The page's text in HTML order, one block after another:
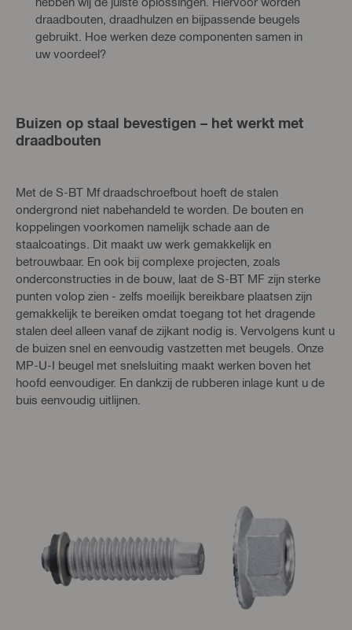
draadbouten, draadhulzen en bijpassende beugels
gebruikt. Hoe werken deze componenten samen in
uw voordeel?
Buizen op staal bevestigen – het werkt met
draadbouten
Met de S-BT Mf draadschroefbout hoeft de stalen
ondergrond niet nabehandeld te worden. De bouten en
koppelingen voorkomen namelijk schade aan de
staalcoatings. Dit maakt uw werk gemakkelijk en
betrouwbaar. En ook bij complexe projecten, zoals
onderconstructies in de bouw, laat de S-BT MF zijn sterke
punten volop zien - zelfs moeilijk bereikbare plaatsen zijn
gemakkelijk te bereiken omdat toegang tot het dragende
stalen deel alleen vanaf de zijkant nodig is. Vervolgens kunt u
de buizen snel en eenvoudig vastzetten met beugels. Onze
MP-U-I beugel met snelsluiting maakt werken boven het
hoofd eenvoudiger. En dankzij de rubberen inlage kunt u de
buis eenvoudig uitlijnen.